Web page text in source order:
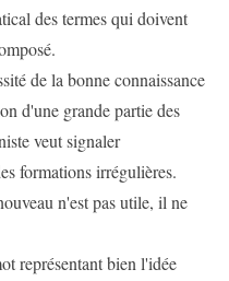
des termes qui doivent
de la bonne connaissance
d'une grande partie des
veut signaler
formations irrégulières.
n'est pas utile, il ne
représentant bien l'idée